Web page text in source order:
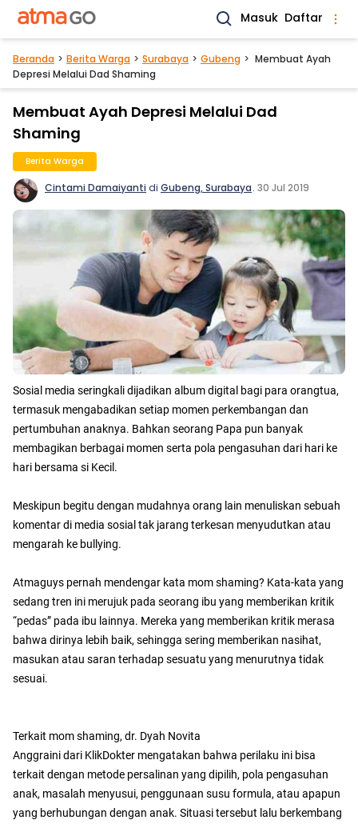
Masuk Daftar
Beranda Berita Warga Surabaya Gubeng
Membuat Ayah
Depresi Melalui Dad Shaming
Membuat Ayah Depresi Melalui Dad
Shaming
Berita Warga
Cintami Damaiyantidi Gubeng, Surabaya. 30 Jul 2019
Sosial media seringkali dijadikan album digital bagi para orangtua,
termasuk mengabadikan setiap momen perkembangan dan
pertumbuhan anaknya. Bahkan seorang Papa pun banyak
membagikan berbagai momen serta pola pengasuhan dari hari ke
hari bersama si Kecil.
Meskipun begitu dengan mudahnya orang lain menuliskan sebuah
komentar di media sosial tak jarang terkesan menyudutkan atau
mengarah ke bullying.
Atmaguys pernah mendengar kata mom shaming? Kata-kata yang
sedang tren ini merujuk pada seorang ibu yang memberikan kritik
“pedas” pada ibu lainnya. Mereka yang memberikan kritik merasa
bahwa dirinya lebih baik, sehingga sering memberikan nasihat,
masukan atau saran terhadap sesuatu yang menurutnya tidak
sesuai.
Terkait mom shaming, dr. Dyah Novita
Anggraini dari KlikDokter mengatakan bahwa perilaku ini bisa
terkait dengan metode persalinan yang dipilih, pola pengasuhan
anak, masalah menyusui, penggunaan susu formula, atau apapun
yang berhubungan dengan anak. Situasi tersebut lalu berkembang